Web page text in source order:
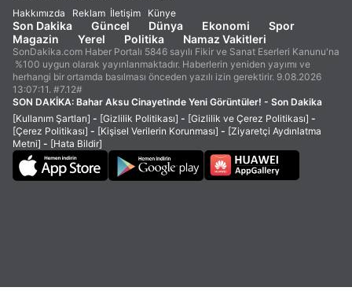
Hakkımızda Reklam İletişim Künye
Son Dakika Güncel Dünya Ekonomi
Spor
Magazin
Yerel Politika Namaz Vakitleri
SonDakika.com Haber Portalı 5846 sayılı Fikir ve Sanat Eserleri Kanunu'na
%100 uygun olarak yayınlanmaktadır. Haberlerin yeniden yayımı ve
herhangi bir ortamda basılması önceden yazılı izin gerektirir. 9.08.2026
13:07:11. #7.12#
SON DAKİKA: Bahar Aksu Cinayetinde Yeni Görüntüler! - Son Dakika
[Kullanım Şartları] - [Gizlilik Politikası] - [Gizlilik ve Çerez Politikası] -
[Çerez Politikası] - [Kişisel Verilerin Korunması] - [Ziyaretçi Aydınlatma
Metni] - [Hata Bildir]